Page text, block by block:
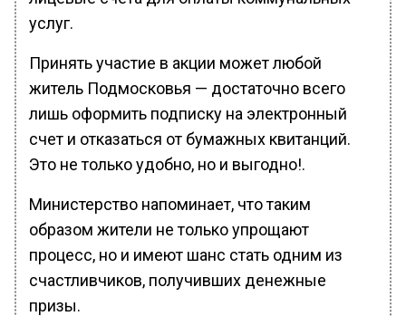
услуг.
Принять участие в акции может любой
житель Подмосковья — достаточно всего
лишь оформить подписку на электронный
счет и отказаться от бумажных квитанций.
Это не только удобно, но и выгодно!.
Министерство напоминает, что таким
образом жители не только упрощают
процесс, но и имеют шанс стать одним из
счастливчиков, получивших денежные
призы.